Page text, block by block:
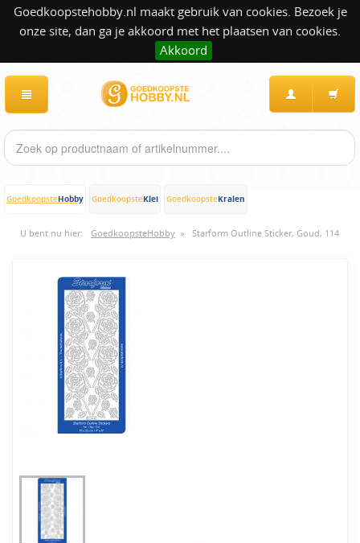
Goedkoopstehobby.nl maakt gebruik van cookies. Bezoek je
onze site, dan ga je akkoord met het plaatsen van cookies.
Akkoord
GoedkoopsteHobby GoedkoopsteKlei GoedkoopsteKralen
U bent nu hier: GoedkoopsteHobby » Starform Outline Sticker, Goud, 114